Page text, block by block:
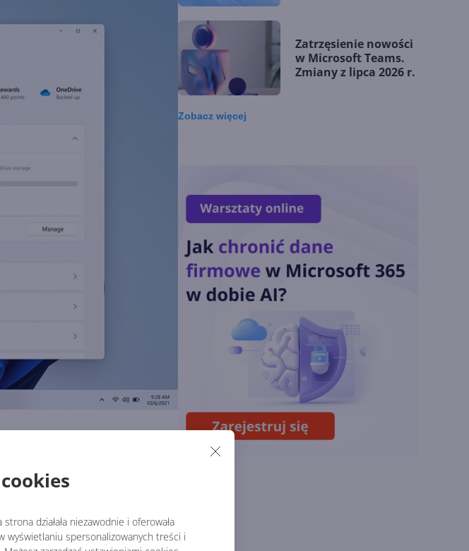
działała niezawodnie i oferowała
wyświetlaniu spersonalizowanych treści i
dysku w chmurze. Ponadto,
poinformowani na tej samej
Zatrzęsienie nowości
w Microsoft Teams.
Zmiany z lipca 2026 r.
OpenAI tnie ceny
modeli GPT-5.6.
Odpowiedź na presję
Chin
chmury. Microsoft
ogłasza znakomite
wyniki i
superaplikację
Sztuczna inteligencja
wspiera odkrycia
naukowe. OpenAI
startuje z nowym
Zobaczwięcej